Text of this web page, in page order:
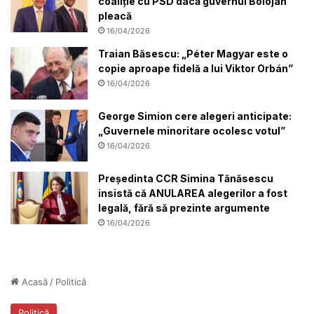
pleacă
16/04/2026
Traian Băsescu: „Péter Magyar este o
copie aproape fidelă a lui Viktor Orbán”
16/04/2026
George Simion cere alegeri anticipate:
„Guvernele minoritare ocolesc votul”
16/04/2026
Președinta CCR Simina Tănăsescu
insistă că ANULAREA alegerilor a fost
legală, fără să prezinte argumente
16/04/2026